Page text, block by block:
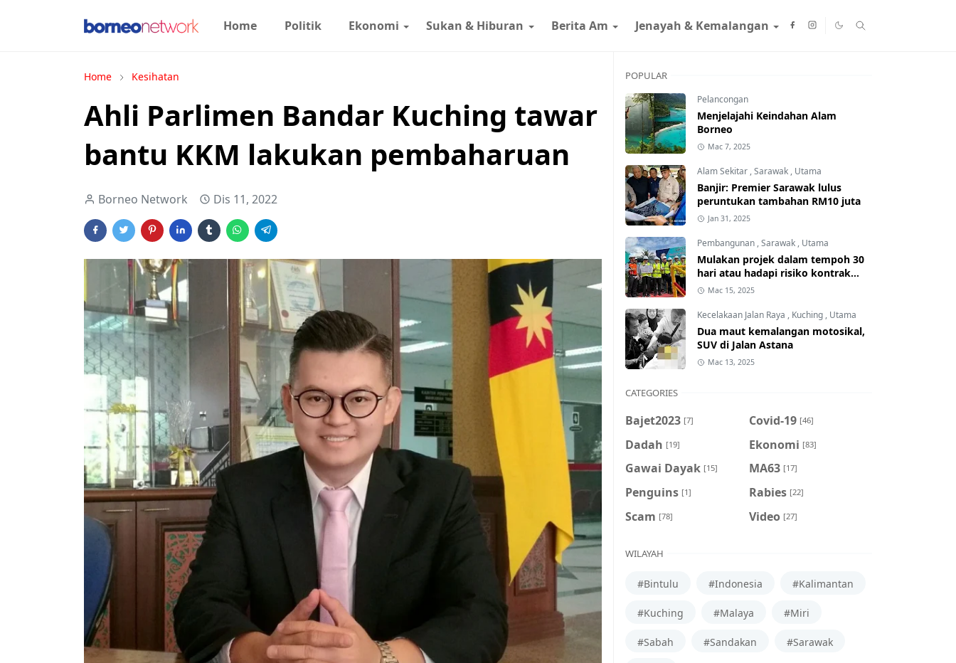
Home Politik Ekonomi Sukan & Hiburan Berita Am Jenayah & Kemalangan
Home Kesihatan
Ahli Parlimen Bandar Kuching tawar
bantu KKM lakukan pembaharuan
Borneo Network Dis 11, 2022
POPULAR
Pelancongan
Menjelajahi Keindahan Alam
Borneo
Mac 7, 2025
Alam Sekitar ,Sarawak , Utama
Banjir: Premier Sarawak lulus
peruntukan tambahan RM10 juta
Jan 31, 2025
Pembangunan ,Sarawak , Utama
Mulakan projek dalam tempoh 30
hari atau hadapi risiko kontrak
ditamatkan
Mac 15, 2025
Kecelakaan Jalan Raya , Kuching , Utama
Dua maut kemalangan motosikal,
SUV di Jalan Astana
Mac 13, 2025
CATEGORIES
Bajet2023 [7] Covid-19 [46]
Dadah [19] Ekonomi [83]
Gawai Dayak [15] MA63 [17]
Penguins [1] Rabies [22]
Scam [78] Video [27]
WILAYAH
#Bintulu #Indonesia #Kalimantan
#Kuching #Malaya #Miri
#Sabah #Sandakan #Sarawak